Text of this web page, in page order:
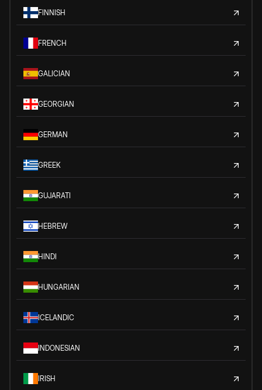
FINNISH
FRENCH
GALICIAN
GEORGIAN
GERMAN
GREEK
GUJARATI
HEBREW
HINDI
HUNGARIAN
ICELANDIC
INDONESIAN
IRISH